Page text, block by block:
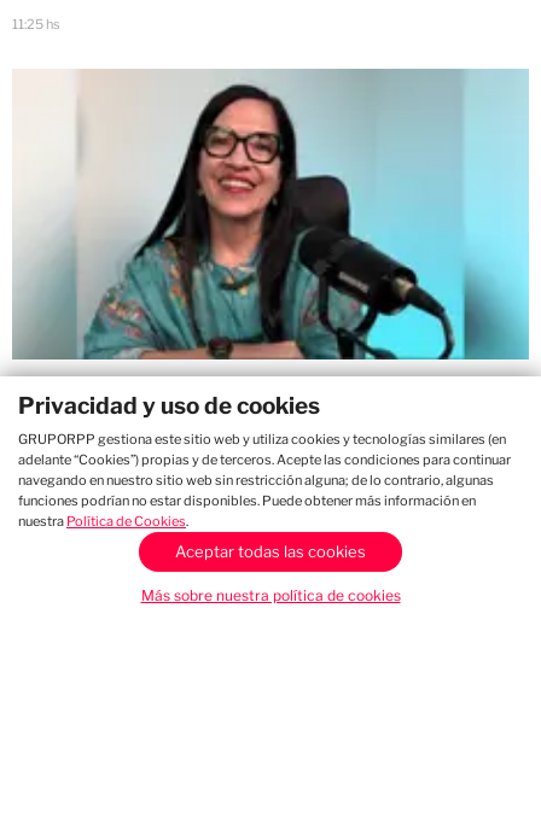
11:25 hs
Wendy Ramos: “La gente ve lo bonito
de la fama, pero tiene un lado difícil”
15:15 hs
Privacidad y uso de cookies
GRUPORPP gestiona este sitio web y utiliza cookies y tecnologías similares (en
adelante “Cookies”) propias y de terceros. Acepte las condiciones para continuar
navegando en nuestro sitio web sin restricción alguna; de lo contrario, algunas
funciones podrían no estar disponibles. Puede obtener más información en
nuestra Política de Cookies.
Aceptar todas las cookies
Más sobre nuestra política de cookies